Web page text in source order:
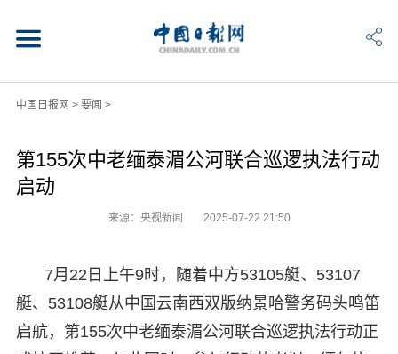
中国日报网 > 要闻 >
第155次中老缅泰湄公河联合巡逻执法行动
启动
来源：央视新闻 2025-07-22 21:50
7月22日上午9时，随着中方53105艇、53107
艇、53108艇从中国云南西双版纳景哈警务码头鸣笛
启航，第155次中老缅泰湄公河联合巡逻执法行动正